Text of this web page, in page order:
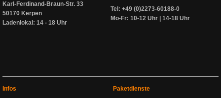
Karl-Ferdinand-Braun-Str. 33
50170 Kerpen
Ladenlokal: 14 - 18 Uhr
Tel: +49 (0)2273-60188-0
Mo-Fr: 10-12 Uhr | 14-18 Uhr
Infos
Paketdienste